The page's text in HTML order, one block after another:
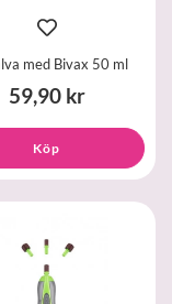
med Bivax 50 ml
59,90 kr
Köp